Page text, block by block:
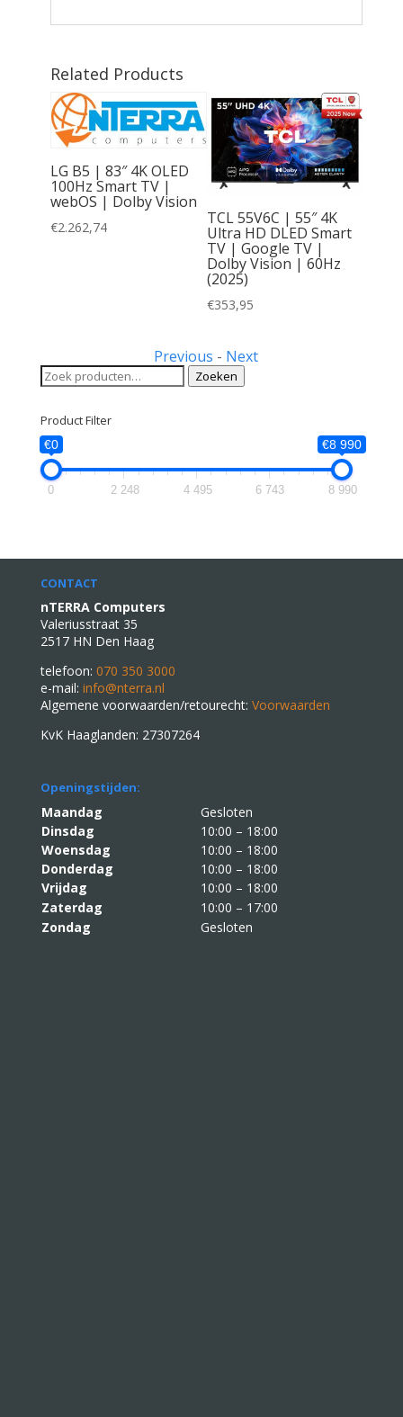
Related Products
LG B5 | 83″ 4K OLED
100Hz Smart TV |
webOS | Dolby Vision
€2.262,74 TCL 55V6C | 55″ 4K
Ultra HD DLED Smart
TV | Google TV |
Dolby Vision | 60Hz
(2025)
€353,95
Previous - Next
Zoeken
naar:
Zoeken
Product Filter
€0 €8 990
0 2 248 4 495 6 743 8 990
CONTACT
nTERRA Computers
Valeriusstraat 35
2517 HN Den Haag
telefoon: 070 350 3000
e-mail: info@nterra.nl
Algemene voorwaarden/retourecht: Voorwaarden
KvK Haaglanden: 27307264
Openingstijden:
Maandag
Gesloten
Dinsdag
10:00 – 18:00
Woensdag
10:00 – 18:00
Donderdag
10:00 – 18:00
Vrijdag
10:00 – 18:00
Zaterdag
10:00 – 17:00
Zondag
Gesloten